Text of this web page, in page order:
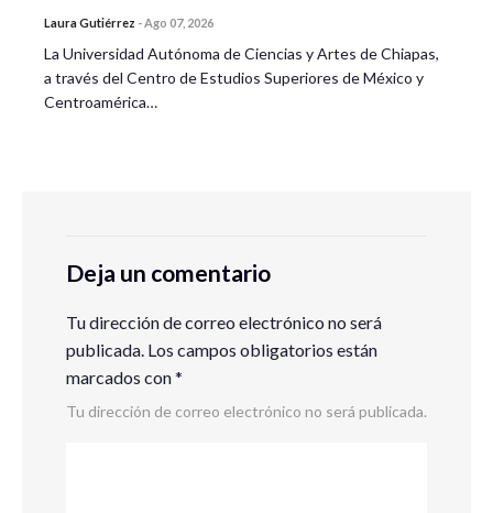
Laura Gutiérrez - Ago 07, 2026
La Universidad Autónoma de Ciencias y Artes de Chiapas,
a través del Centro de Estudios Superiores de México y
Centroamérica…
Deja un comentario
Tu dirección de correo electrónico no será
publicada. Los campos obligatorios están
marcados con*
Tu dirección de correo electrónico no será publicada.